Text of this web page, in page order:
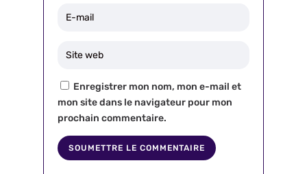
Enregistrer mon nom, mon e-mail et
mon site dans le navigateur pour mon
prochain commentaire.
SOUMETTRE LE COMMENTAIRE